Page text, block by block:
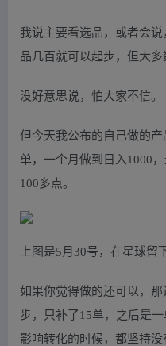
我说主要看选品，或者会
品几百就可以起步，但大多
没好意思说，怕大家不信。
但今天我公布的自己做的
单，一个月做到日入1000
100多点。
上图是5月30号，在星球留
如果你觉得做的还可以，
步，只补了15单，之后是
影响转化的时候，都坚持没